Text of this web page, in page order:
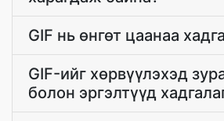
GIF нь өнгөт цаанаа
GIF-ийг хөрвүүлэхэд
болон эргэлтүүд